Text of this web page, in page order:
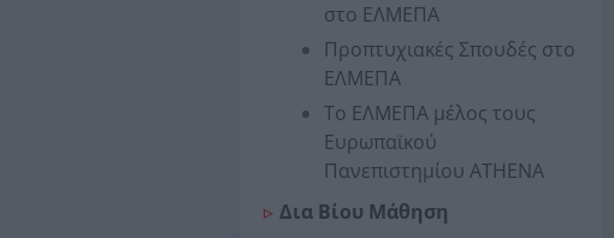
στο ΕΛΜΕΠΑ
Προπτυχιακές Σπουδές στο
ΕΛΜΕΠΑ
Το ΕΛΜΕΠΑ μέλος τους
Ευρωπαϊκού
Πανεπιστημίου ΑΤΗΕΝΑ
Δια Βίου Μάθηση